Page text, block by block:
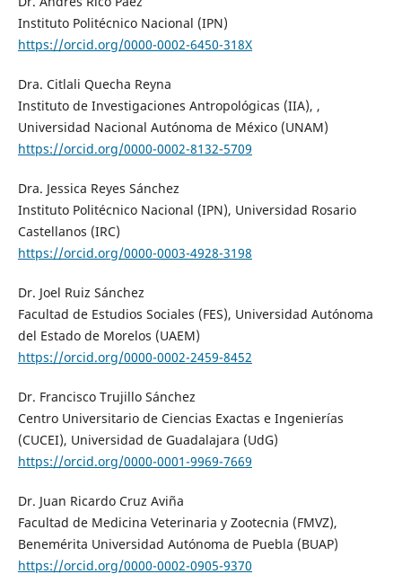
Instituto Politécnico Nacional (IPN)
https://orcid.org/0000-0002-6450-318X
Dra. Citlali Quecha Reyna
Instituto de Investigaciones Antropológicas (IIA), ,
Universidad Nacional Autónoma de México (UNAM)
https://orcid.org/0000-0002-8132-5709
Dra. Jessica Reyes Sánchez
Instituto Politécnico Nacional (IPN), Universidad Rosario
Castellanos (IRC)
https://orcid.org/0000-0003-4928-3198
Dr. Joel Ruiz Sánchez
Facultad de Estudios Sociales (FES), Universidad Autónoma
del Estado de Morelos (UAEM)
https://orcid.org/0000-0002-2459-8452
Dr. Francisco Trujillo Sánchez
Centro Universitario de Ciencias Exactas e Ingenierías
(CUCEI), Universidad de Guadalajara (UdG)
https://orcid.org/0000-0001-9969-7669
Dr. Juan Ricardo Cruz Aviña
Facultad de Medicina Veterinaria y Zootecnia (FMVZ),
Benemérita Universidad Autónoma de Puebla (BUAP)
https://orcid.org/0000-0002-0905-9370